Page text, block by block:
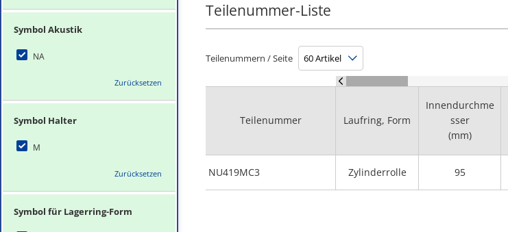
Symbol Akustik
NA
Zurücksetzen
Symbol Halter
M
Zurücksetzen
Symbol für Lagerring-Form
Teilenummer-Liste
Teilenummern / Seite
Teilenummer
NU419MC3
Laufring, Form
Innendurchme
sser
(mm)
Zylinderrolle 95